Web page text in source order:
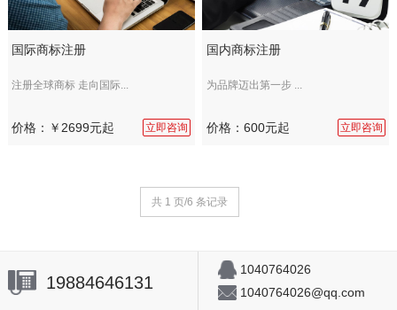
国际商标注册
注册全球商标 走向国际...
价格：￥2699元起 立即咨询
国内商标注册
为品牌迈出第一步 ...
价格：600元起 立即咨询
共 1 页/6 条记录
19884646131
1040764026
1040764026@qq.com